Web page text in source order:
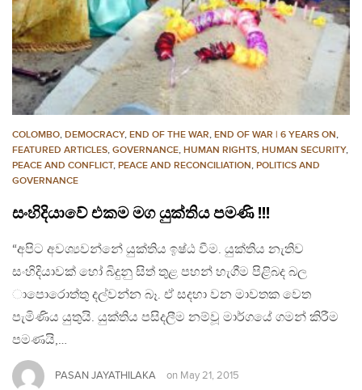
COLOMBO, DEMOCRACY, END OF THE WAR, END OF WAR | 6 YEARS ON,
FEATURED ARTICLES, GOVERNANCE, HUMAN RIGHTS, HUMAN SECURITY,
PEACE AND CONFLICT, PEACE AND RECONCILIATION, POLITICS AND
GOVERNANCE
සංහිදියාවේ එකම මග යුක්තිය පමණි !!!
“අපිට අවශ්‍යවන්නේ යුක්තිය ඉෂ්ඨ වීම. යුක්තිය නැතිව
සංහිදියාවක් හෝ බිදුනු සිත් තුළ පහන් හැගීම පිළිබද බල​
ාපොරොත්තු දල්වන්න බෑ. ඒ සදහා වන මාවතක වෙත
පැමිණිය යුතුයි. යුක්තිය පසිදලීම නම්වූ මාර්ගයේ ගමන් කිරීම
පමණයි,…
PASAN JAYATHILAKA on May 21, 2015